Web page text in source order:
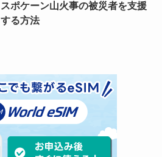
スポケーン山火事の被災者を支援
する方法